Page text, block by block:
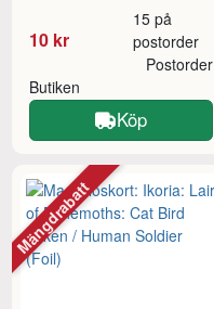
10 kr
15 på
postorder
Butiken
Postorder
Köp
Mängdrabatt